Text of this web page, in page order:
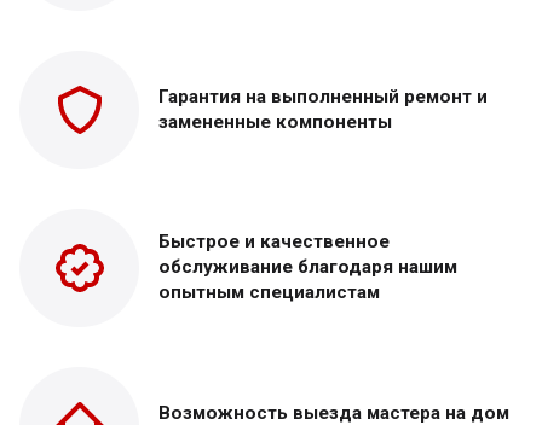
Гарантия на выполненный ремонт и
замененные компоненты
Быстрое и качественное
обслуживание благодаря нашим
опытным специалистам
Возможность выезда мастера на дом